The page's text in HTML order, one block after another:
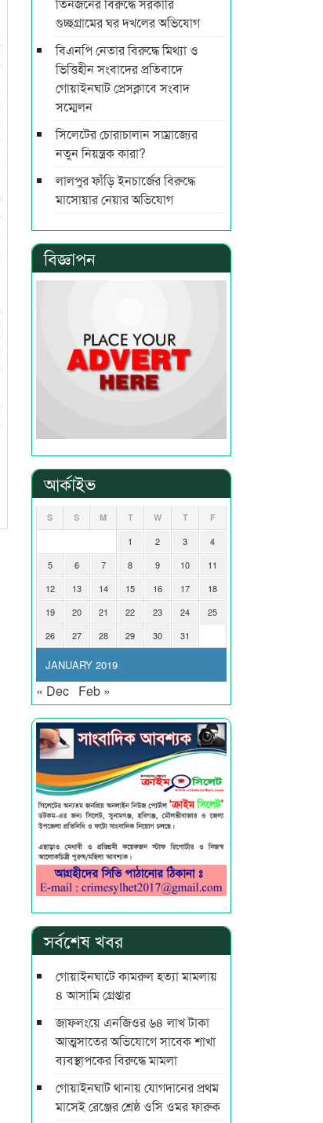
গুচ্ছগ্রামের ঘর দখলের অভিযোগ
বিএনপি নেতার বিরুদ্ধে মিথ্যা ও
ভিত্তিহীন সংবাদের প্রতিবাদে
গোয়াইনঘাট প্রেসক্লাবে সংবাদ
সম্মেলন
সিলেটের চোরাচালান সাম্রাজ্যের
নতুন নিয়ন্ত্রক কারা?
লালপুর ফাঁড়ি ইনচার্জের বিরুদ্ধে
মাসোয়ার নেয়ার অভিযোগ
বিজ্ঞাপন
আর্কাইভ
JANUARY 2019
S S M T W T F
1 2 3
4
5
6 7 8 9 10
11
12
13 14 15 16 17
18
19
20 21 22 23 24
25
26
27 28 29 30 31
« Dec Feb »
সর্বশেষ খবর
গোয়াইনঘাটে কামরুল হত্যা মামলায়
৪ আসামি গ্রেপ্তার
জাফলংয়ে এনজিওর ৬৪ লাখ টাকা
আত্মসাতের অভিযোগে সাবেক শাখা
ব্যবস্থাপকের বিরুদ্ধে মামলা
গোয়াইনঘাট থানায় যোগদানের প্রথম
মাসেই রেঞ্জের শ্রেষ্ঠ ওসি ওমর ফারুক